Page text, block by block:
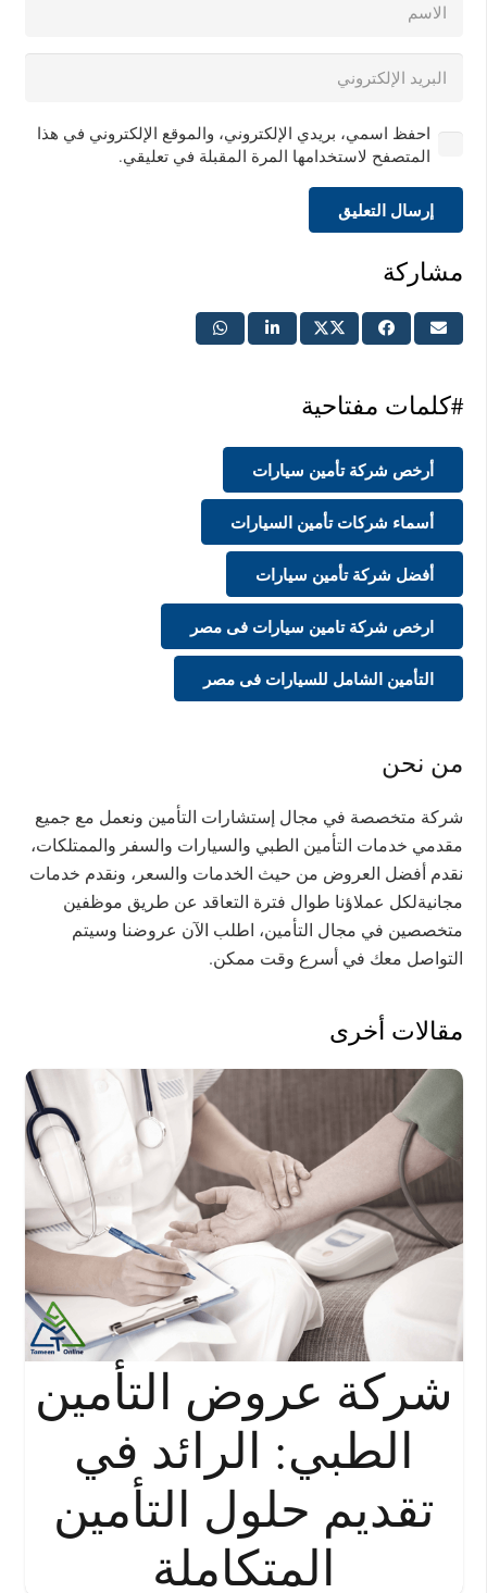
احفظ اسمي، بريدي الإلكتروني، والموقع الإلكتروني في هذا
المتصفح لاستخدامها المرة المقبلة في تعليقي.
إرسال التعليق
مشاركة
#كلمات مفتاحية
أرخص شركة تأمين سيارات
أسماء شركات تأمين السيارات
أفضل شركة تأمين سيارات
ارخص شركة تامين سيارات فى مصر
التأمين الشامل للسيارات فى مصر
من نحن
شركة متخصصة في مجال إستشارات التأمين ونعمل مع جميع
مقدمي خدمات التأمين الطبي والسيارات والسفر والممتلكات،
نقدم أفضل العروض من حيث الخدمات والسعر، ونقدم خدمات
مجانيةلكل عملاؤنا طوال فترة التعاقد عن طريق موظفين
متخصصين في مجال التأمين، اطلب الآن عروضنا وسيتم
التواصل معك في أسرع وقت ممكن.
مقالات أخرى
شركة عروض التأمين
الطبي: الرائد في
تقديم حلول التأمين
المتكاملة